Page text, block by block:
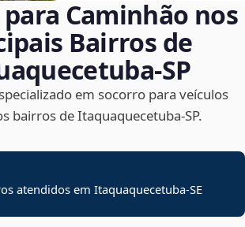
Caminhão nos
Bairros de
em socorro para veículos
bairros de Itaquaquecetuba‑SP.
atendidos emItaquaquecetuba-SE